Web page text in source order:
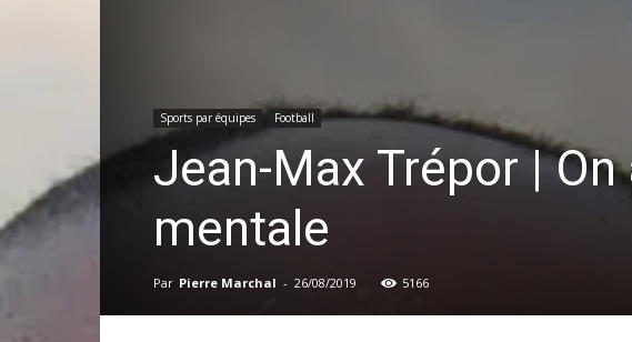
Sports par équipes Football
Jean-Max Trépor |
mentale
Par Pierre Marchal - 26/08/2019 5166